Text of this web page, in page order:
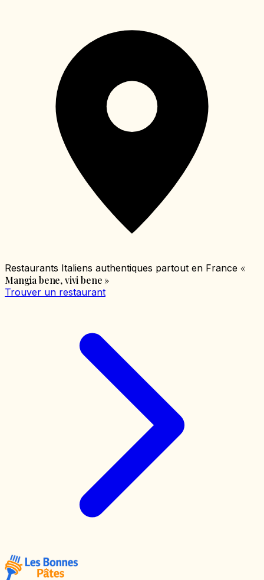
Restaurants Italiens authentiques partout en France «
Mangia bene, vivi bene »
Trouver un restaurant